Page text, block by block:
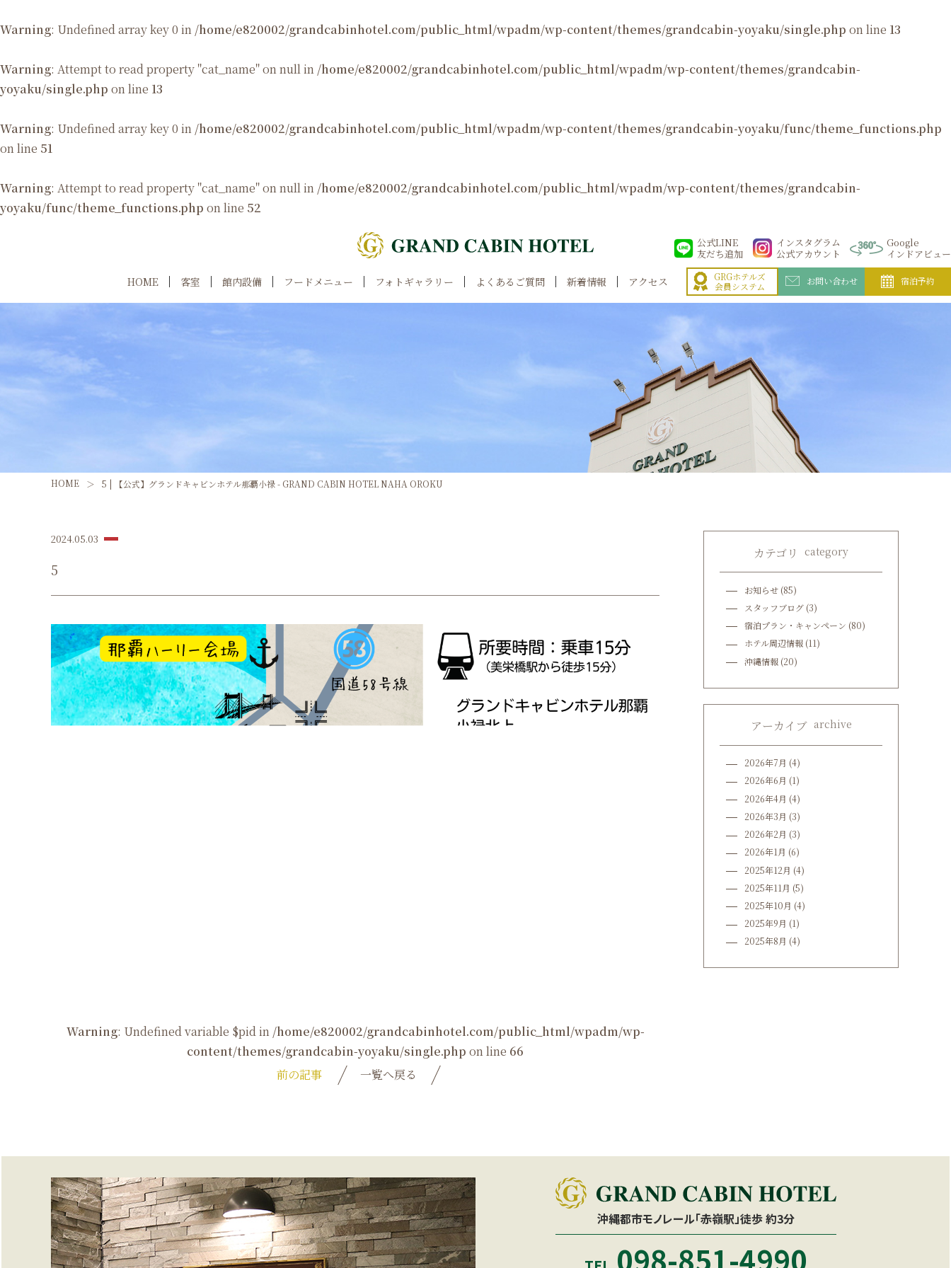
Warning: Undefined array key 0 in /home/e820002/grandcabinhotel.com/public_html/wpadm/wp-content/themes/grandcabin-yoyaku/single.php on line 13
Warning: Attempt to read property "cat_name" on null in /home/e820002/grandcabinhotel.com/public_html/wpadm/wp-content/themes/grandcabin-
yoyaku/single.php on line 13
Warning: Undefined array key 0 in /home/e820002/grandcabinhotel.com/public_html/wpadm/wp-content/themes/grandcabin-yoyaku/func/theme_functions.php
on line 51
Warning: Attempt to read property "cat_name" on null in /home/e820002/grandcabinhotel.com/public_html/wpadm/wp-content/themes/grandcabin-
yoyaku/func/theme_functions.php on line 52
Google
インドアビュー
インスタグラム
公式アカウント
公式LINE
友だち追加
HOME 客室 館内設備 フードメニュー フォトギャラリー よくあるご質問 新着情報 アクセス
GRGホテルズ
会員システム
お問い合わせ 宿泊予約
HOME 5 | 【公式】グランドキャビンホテル那覇小禄 - GRAND CABIN HOTEL NAHA OROKU
2024.05.03
5
Warning: Undefined variable $pid in /home/e820002/grandcabinhotel.com/public_html/wpadm/wp-
content/themes/grandcabin-yoyaku/single.php on line 66
前の記事
一覧へ戻る
カテゴリ category
お知らせ (85)
スタッフブログ (3)
宿泊プラン・キャンペーン (80)
ホテル周辺情報 (11)
沖縄情報 (20)
アーカイブ archive
2026年7月 (4)
2026年6月 (1)
2026年4月 (4)
2026年3月 (3)
2026年2月 (3)
2026年1月 (6)
2025年12月 (4)
2025年11月 (5)
2025年10月 (4)
2025年9月 (1)
2025年8月 (4)
沖縄都市モノレール「赤嶺駅」徒歩 約3分
098-851-4990